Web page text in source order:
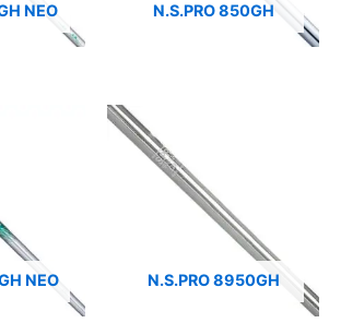
NEO N.S.PRO 850GH
NEO N.S.PRO 8950GH